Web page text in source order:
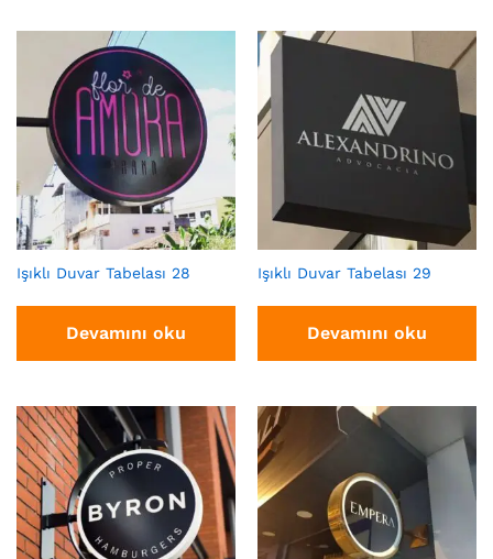
Işıklı Duvar Tabelası 28
Devamını oku
Işıklı Duvar Tabelası 29
Devamını oku